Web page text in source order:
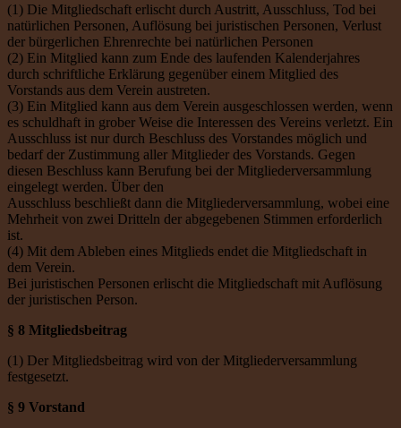
(1) Die Mitgliedschaft erlischt durch Austritt, Ausschluss, Tod bei
natürlichen Personen, Auflösung bei juristischen Personen, Verlust
der bürgerlichen Ehrenrechte bei natürlichen Personen
(2) Ein Mitglied kann zum Ende des laufenden Kalenderjahres
durch schriftliche Erklärung gegenüber einem Mitglied des
Vorstands aus dem Verein austreten.
(3) Ein Mitglied kann aus dem Verein ausgeschlossen werden, wenn
es schuldhaft in grober Weise die Interessen des Vereins verletzt. Ein
Ausschluss ist nur durch Beschluss des Vorstandes möglich und
bedarf der Zustimmung aller Mitglieder des Vorstands. Gegen
diesen Beschluss kann Berufung bei der Mitgliederversammlung
eingelegt werden. Über den
Ausschluss beschließt dann die Mitgliederversammlung, wobei eine
Mehrheit von zwei Dritteln der abgegebenen Stimmen erforderlich
ist.
(4) Mit dem Ableben eines Mitglieds endet die Mitgliedschaft in
dem Verein.
Bei juristischen Personen erlischt die Mitgliedschaft mit Auflösung
der juristischen Person.
§ 8 Mitgliedsbeitrag
(1) Der Mitgliedsbeitrag wird von der Mitgliederversammlung
festgesetzt.
§ 9 Vorstand